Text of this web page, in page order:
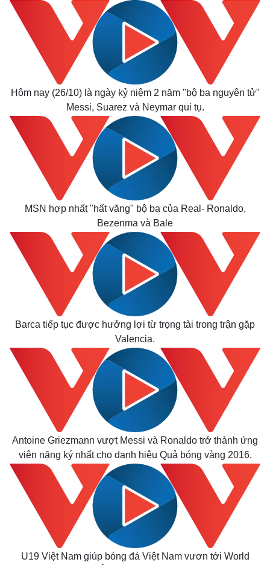
Quan sát
Cuộc sống đó đây
Hồ sơ
Multimedia
Video
E-Magazine
Infographic
Hôm nay (26/10) là ngày kỷ niệm 2 năm "bộ ba nguyên tử"
Messi, Suarez và Neymar qui tụ.
MSN hợp nhất "hất văng" bộ ba của Real- Ronaldo,
Bezenma và Bale
Barca tiếp tục được hưởng lợi từ trọng tài trong trận gặp
Valencia.
Antoine Griezmann vượt Messi và Ronaldo trở thành ứng
viên nặng ký nhất cho danh hiệu Quả bóng vàng 2016.
U19 Việt Nam giúp bóng đá Việt Nam vươn tới World